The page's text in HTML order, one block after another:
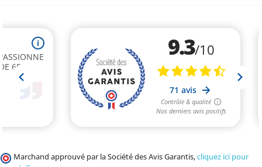
Marchand approuvé par la Société des Avis Garantis,cliquez ici pour